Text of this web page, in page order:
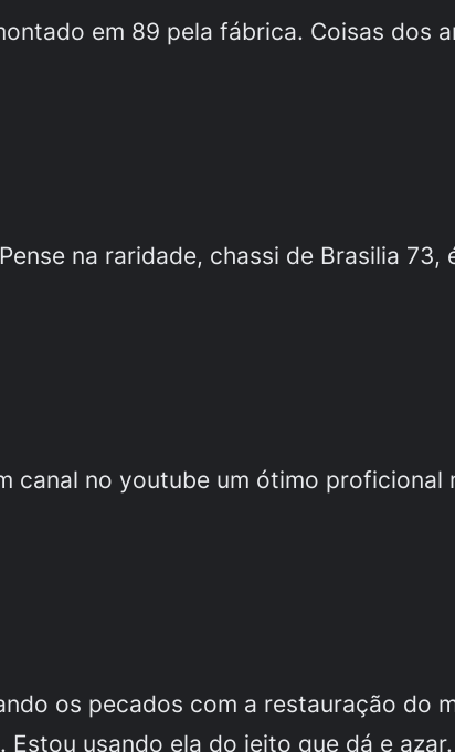
em 89 pela fábrica. Coisas dos
na raridade, chassi de Brasilia
canal no youtube um ótimo proficional
os pecados com a restauração do
usando ela do jeito que dá e